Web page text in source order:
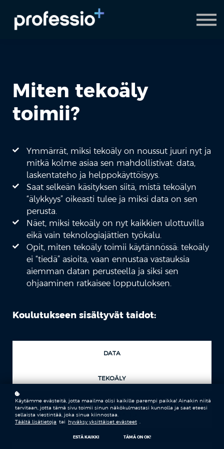
AI Coach
Pyydä demo
Miten tekoäly
toimii?
Ymmärrät, miksi tekoäly on noussut juuri nyt ja
mitkä kolme asiaa sen mahdollistivat: data,
laskentateho ja helppokäyttöisyys.
Saat selkeän käsityksen siitä, mistä tekoälyn
“älykkyys” oikeasti tulee ja miksi data on sen
perusta.
Näet, miksi tekoäly on nyt kaikkien ulottuvilla
eikä vain teknologiajättien työkalu.
Opit, miten tekoäly toimii käytännössä: tekoäly
ei “tiedä” asioita, vaan ennustaa vastauksia
aiemman datan perusteella ja siksi sen
ohjaaminen ratkaisee lopputuloksen.
Koulutukseen sisältyvät taidot:
DATA
TEKOÄLY
DIGITALISAATIO
Käytämme evästeitä, jotta maailma olisi kaikille parempi paikka! Ainakin niitä
tarvitaan, jotta tämä sivu toimii sinun näkökulmastasi kunnolla ja saat eteesi
sellaista viestintää, joka sinua kiinnostaa.
Täältä lisätietoja tai hyväksy yksittäiset evästeet
ESTÄ KAIKKI TÄMÄ ON OK!